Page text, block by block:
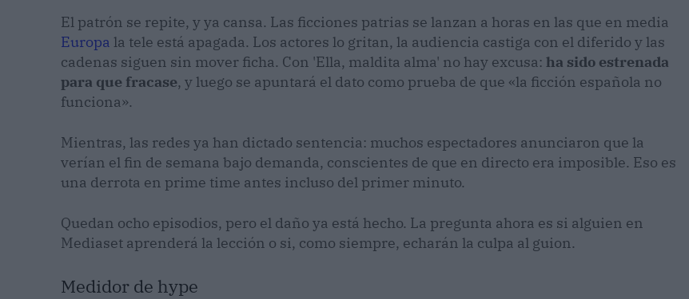
El patrón se repite, y ya cansa. Las ficciones patrias se lanzan a horas en las que en media
Europa la tele está apagada. Los actores lo gritan, la audiencia castiga con el diferido y las
cadenas siguen sin mover ficha. Con 'Ella, maldita alma' no hay excusa: ha sido estrenada
para que fracase, y luego se apuntará el dato como prueba de que «la ficción española no
funciona».
Mientras, las redes ya han dictado sentencia: muchos espectadores anunciaron que la
verían el fin de semana bajo demanda, conscientes de que en directo era imposible. Eso es
una derrota en prime time antes incluso del primer minuto.
Quedan ocho episodios, pero el daño ya está hecho. La pregunta ahora es si alguien en
Mediaset aprenderá la lección o si, como siempre, echarán la culpa al guion.
Medidor de hype